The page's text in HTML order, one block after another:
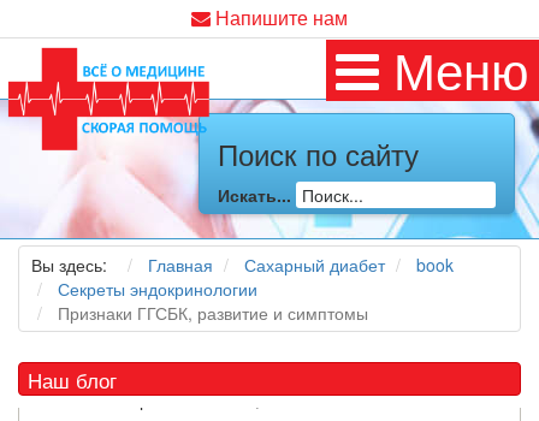
Напишите нам
Меню
Поиск по сайту
Искать...
Вы здесь: Главная Сахарный диабет
book
Секреты эндокринологии
Признаки ГГСБК, развитие и симптомы
Наш блог
Как я заболел во время локдауна?
Это странная ситуация: вы соблюдали все меры
предосторожности COVID-19 (вы почти все время дома),
но, тем не менее, вы каким-то образом простудились. Вы
можете задаться...
5 причин обратить внимание на средиземноморскую диету
Какдиетолог, я вижу, что многие причудливые диеты
приходят в нашужизньи быстро исчезают из нее. Многие
из них это скорее наказание, чем способ питаться
правильно и влиять на...